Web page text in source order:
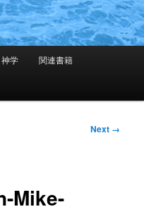
神学 関連書籍
Next →
Mike-